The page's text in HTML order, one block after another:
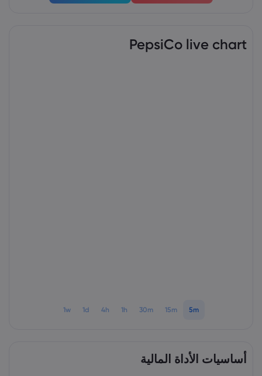
PepsiCo live chart
5m
15m
30m
1h
4h
1d
1w
أساسيات الأداة المالية